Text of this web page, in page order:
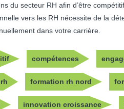
du secteur RH afin d’être
vers les RH nécessite de la
dans votre carrière.
compétences
formation rh nord
innovation croissance